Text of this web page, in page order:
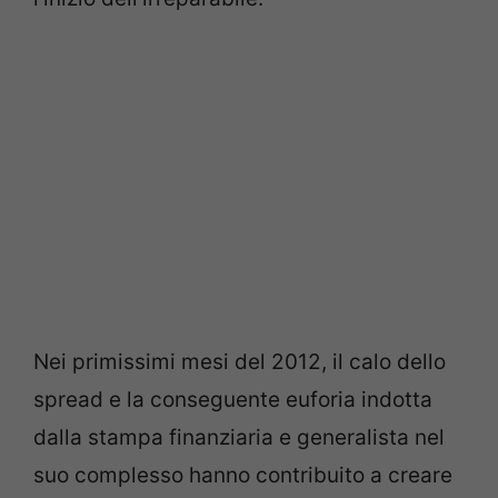
Nei primissimi mesi del 2012, il calo dello
spread e la conseguente euforia indotta
dalla stampa finanziaria e generalista nel
suo complesso hanno contribuito a creare